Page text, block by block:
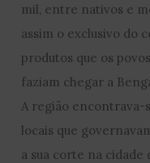
mil, entre nativos e
assim o exclusivo do
produtos que os
faziam chegar a
A região encontrava-
locais que
a sua corte na cidade